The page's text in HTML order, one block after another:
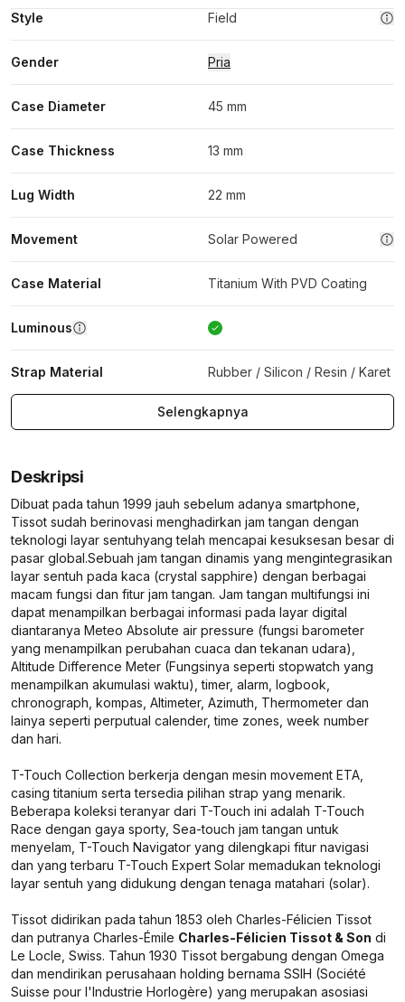
Style Field
Gender Pria
Case Diameter 45 mm
Case Thickness 13 mm
Lug Width 22 mm
Movement Solar Powered
Case Material Titanium With PVD Coating
Luminous
Strap Material Rubber / Silicon / Resin / Karet
Selengkapnya
Deskripsi
Dibuat pada tahun 1999 jauh sebelum adanya smartphone,
Tissot sudah berinovasi menghadirkan jam tangan dengan
teknologi layar sentuhyang telah mencapai kesuksesan besar di
pasar global.Sebuah jam tangan dinamis yang mengintegrasikan
layar sentuh pada kaca (crystal sapphire) dengan berbagai
macam fungsi dan fitur jam tangan. Jam tangan multifungsi ini
dapat menampilkan berbagai informasi pada layar digital
diantaranya Meteo Absolute air pressure (fungsi barometer
yang menampilkan perubahan cuaca dan tekanan udara),
Altitude Difference Meter (Fungsinya seperti stopwatch yang
menampilkan akumulasi waktu), timer, alarm, logbook,
chronograph, kompas, Altimeter, Azimuth, Thermometer dan
lainya seperti perputual calender, time zones, week number
dan hari.
T-Touch Collection berkerja dengan mesin movement ETA,
casing titanium serta tersedia pilihan strap yang menarik.
Beberapa koleksi teranyar dari T-Touch ini adalah T-Touch
Race dengan gaya sporty, Sea-touch jam tangan untuk
menyelam, T-Touch Navigator yang dilengkapi fitur navigasi
dan yang terbaru T-Touch Expert Solar memadukan teknologi
layar sentuh yang didukung dengan tenaga matahari (solar).
Tissot didirikan pada tahun 1853 oleh Charles-Félicien Tissot
dan putranya Charles-Émile Charles-Félicien Tissot & Son di
Le Locle, Swiss. Tahun 1930 Tissot bergabung dengan Omega
dan mendirikan perusahaan holding bernama SSIH (Société
Suisse pour l'Industrie Horlogère) yang merupakan asosiasi